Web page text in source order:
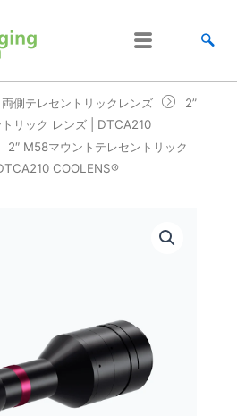
側テレセントリックレンズ
2”
リック レンズ | DTCA210
2″ M58マウントテレセントリック
COOLENS®